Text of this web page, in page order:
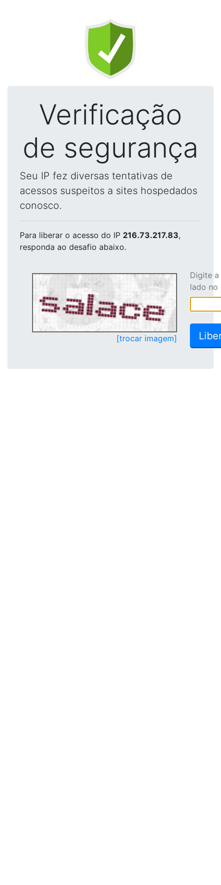
Verificação
de segurança
Seu IP fez diversas tentativas de
acessos suspeitos a sites hospedados
conosco.
Para liberar o acesso do IP 216.73.217.83,
responda ao desafio abaixo.
[trocar imagem]
Digite
lado no